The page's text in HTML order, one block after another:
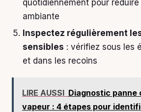
quotidiennement pour réduire
ambiante
Inspectez régulièrement
sensibles : vérifiez sous les
et dans les recoins
LIRE AUSSI Diagnostic panne
vapeur : 4 étapes pour